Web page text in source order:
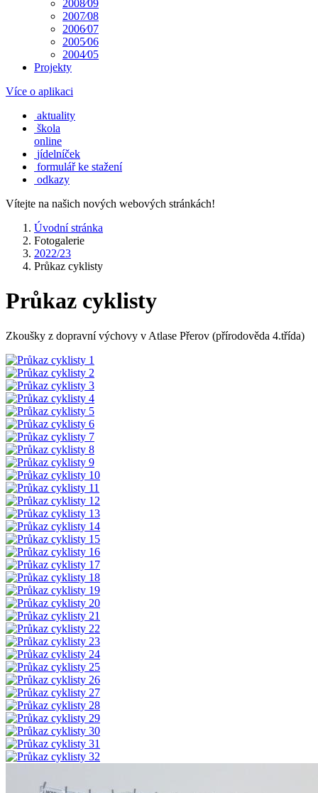
2008⁄09
2007⁄08
2006⁄07
2005⁄06
2004⁄05
Projekty
Více o aplikaci
aktuality
škola
online
jídelníček
formulář ke stažení
odkazy
Vítejte na našich nových webových stránkách!
Úvodní stránka
Fotogalerie
2022/23
Průkaz cyklisty
Průkaz cyklisty
Zkoušky z dopravní výchovy v Atlase Přerov (přírodověda 4.třída)